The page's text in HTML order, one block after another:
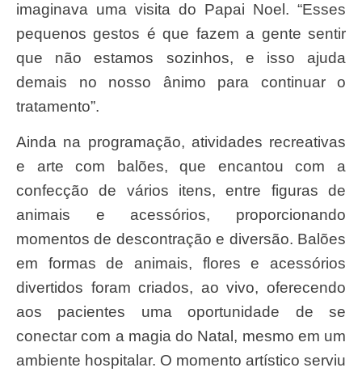
imaginava uma visita do Papai Noel. “Esses
pequenos gestos é que fazem a gente sentir
que não estamos sozinhos, e isso ajuda
demais no nosso ânimo para continuar o
tratamento”.
Ainda na programação, atividades recreativas
e arte com balões, que encantou com a
confecção de vários itens, entre figuras de
animais e acessórios, proporcionando
momentos de descontração e diversão. Balões
em formas de animais, flores e acessórios
divertidos foram criados, ao vivo, oferecendo
aos pacientes uma oportunidade de se
conectar com a magia do Natal, mesmo em um
ambiente hospitalar. O momento artístico serviu